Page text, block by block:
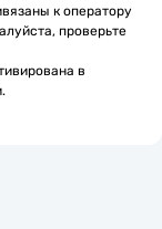
к оператору
проверьте
в